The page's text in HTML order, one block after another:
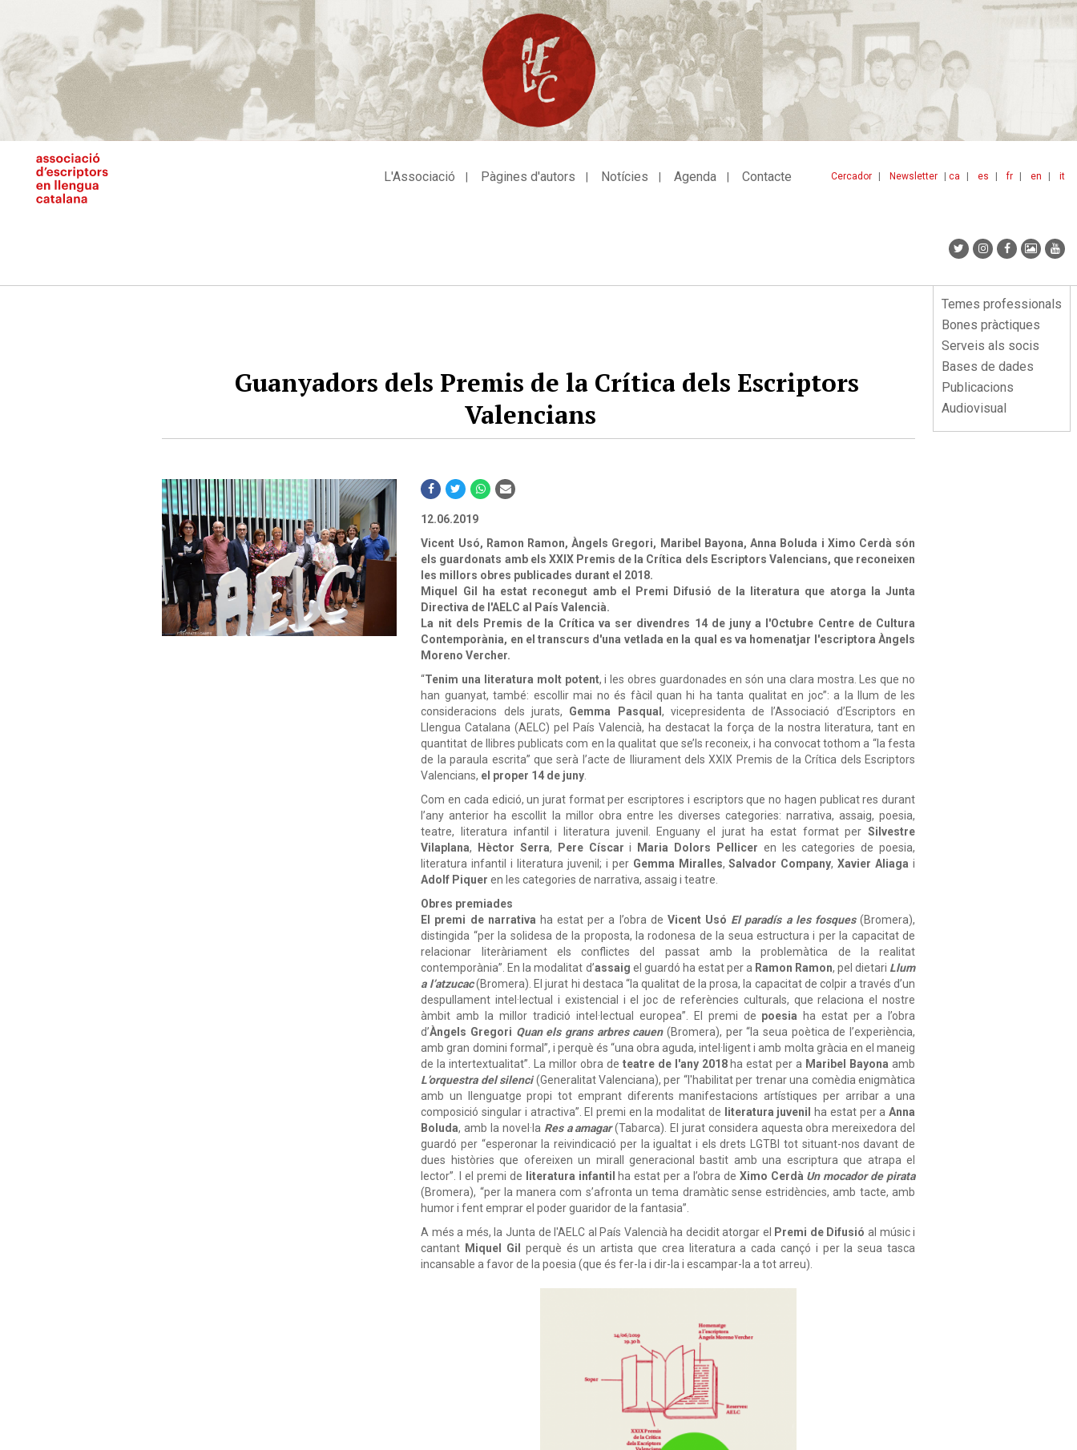
contingut
ca es fr en it
Cercador Newsletter
L'Associació Pàgines d'autors Notícies Agenda Contacte
Menu
lateral
Temes professionals
Bones pràctiques
Serveis als socis
Bases de dades
Publicacions
Audiovisual
Guanyadors dels Premis de la Crítica dels Escriptors
Valencians
12.06.2019
Vicent Usó, Ramon Ramon, Àngels Gregori, Maribel Bayona, Anna Boluda i Ximo Cerdà són
els guardonats amb els XXIX Premis de la Crítica dels Escriptors Valencians, que reconeixen
les millors obres publicades durant el 2018.
Miquel
Gil ha estat reconegut amb el Premi Difusió de la literatura que atorga la Junta
Directiva de l'AELC al País Valencià.
La nit dels Premis de la Crítica va ser divendres 14 de juny a l'Octubre Centre de Cultura
Contemporània, en el transcurs d'una vetlada en la qual es va homenatjar l'escriptora Àngels
Moreno Vercher.
“Tenim una literatura molt potent, i les obres guardonades en són una clara mostra. Les que no
han guanyat, també: escollir mai no és fàcil quan hi ha tanta qualitat en joc”: a la llum de les
consideracions dels jurats, Gemma Pasqual , vicepresidenta de l’Associació d’Escriptors en
Llengua Catalana (AELC) pel País Valencià, ha destacat la força de la nostra literatura, tant en
quantitat de llibres publicats com en la qualitat que se’ls reconeix, i ha convocat tothom a “la festa
de la paraula escrita” que serà l’acte de lliurament dels XXIX Premis de la Crítica dels Escriptors
Valencians, el proper 14 de juny
Com en cada edició, un jurat format per escriptores i escriptors que no hagen publicat res durant
l’any anterior ha escollit la millor obra entre les diverses categories: narrativa, assaig, poesia,
teatre, literatura infantil i literatura juvenil. Enguany el jurat ha estat format per Silvestre
Vilaplana, Hèctor Serra, Pere Císcar i Maria Dolors Pellicer en les categories de poesia,
literatura infantil i literatura juvenil; i per Gemma Miralles, Salvador Company, Xavier Aliaga i
Adolf Piquer en les categories de narrativa, assaig i teatre.
Obres premiades
El
premi de narrativa ha estat per a l’obra de Vicent Usó El paradís a les fosques (Bromera),
distingida “per la solidesa de la proposta, la rodonesa de la seua estructura i per la capacitat de
relacionar literàriament els conflictes del passat amb la problemàtica de la realitat
contemporània”. En la modalitat d’assaig el guardó ha estat per a Ramon Ramon, pel dietari Llum
a l’atzucac (Bromera). El jurat hi destaca “la qualitat de la prosa, la capacitat de colpir a través d’un
despullament intel·lectual i existencial i el joc de referències culturals, que relaciona el nostre
àmbit amb la millor tradició intel·lectual europea”.
El premi de poesia ha estat per a l’obra
d’Àngels Gregori Quan els grans arbres cauen(Bromera), per “la seua poètica de l’experiència,
amb gran domini formal”, i perquè és “una obra aguda, intel·ligent i amb molta gràcia en el maneig
de la intertextualitat”.
La millor obra de teatre de l'any 2018 ha estat per a Maribel Bayona amb
L’orquestra del silenci(Generalitat Valenciana),per “l'habilitat per trenar una comèdia enigmàtica
amb un llenguatge propi tot emprant diferents manifestacions artístiques per arribar a una
composició singular i atractiva”. El premi en la modalitat de literatura juvenil ha estat per aAnna
Boluda, amb la novel·la Res a amagar(Tabarca). El jurat considera aquesta obra mereixedora del
guardó per “esperonar la reivindicació per la igualtat i els drets LGTBI tot situant-nos davant de
dues històries que ofereixen un mirall generacional bastit amb una escriptura que atrapa el
lector”.
I el premi de literatura infantil ha estat per a l’obra de Ximo Cerdà Un mocador de pirata
(Bromera), “per la manera com s’afronta un tema dramàtic sense estridències, amb tacte, amb
humor i fent emprar el poder guaridor de la fantasia”.
A més a més, la Junta de l'AELC al País Valencià ha decidit atorgar el
Premi de Difusió al músic i
cantant Miquel Gil
perquè és un artista que crea literatura a cada cançó i per la seua tasca
incansable a favor de la poesia (que és fer-la i dir-la i escampar-la a tot arreu).